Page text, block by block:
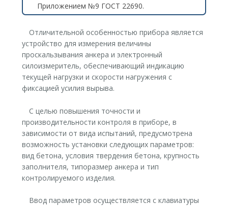
Приложением №9 ГОСТ 22690.
Отличительной особенностью прибора является
устройство для измерения величины
проскальзывания анкера и электронный
силоизмеритель, обеспечивающий индикацию
текущей нагрузки и скорости нагружения с
фиксацией усилия вырыва.
С целью повышения точности и
производительности контроля в приборе, в
зависимости от вида испытаний, предусмотрена
возможность установки следующих параметров:
вид бетона, условия твердения бетона, крупность
заполнителя, типоразмер анкера и тип
контролируемого изделия.
Ввод параметров осуществляется с клавиатуры